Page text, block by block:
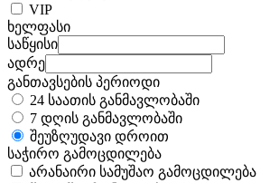
VIP
ხელფასი
საწყისი
ადრე
განთავსების პერიოდი
24 საათის განმავლობაში
7 დღის განმავლობაში
შეუზღუდავი დროით
საჭირო გამოცდილება
არანაირი სამუშაო გამოცდილება